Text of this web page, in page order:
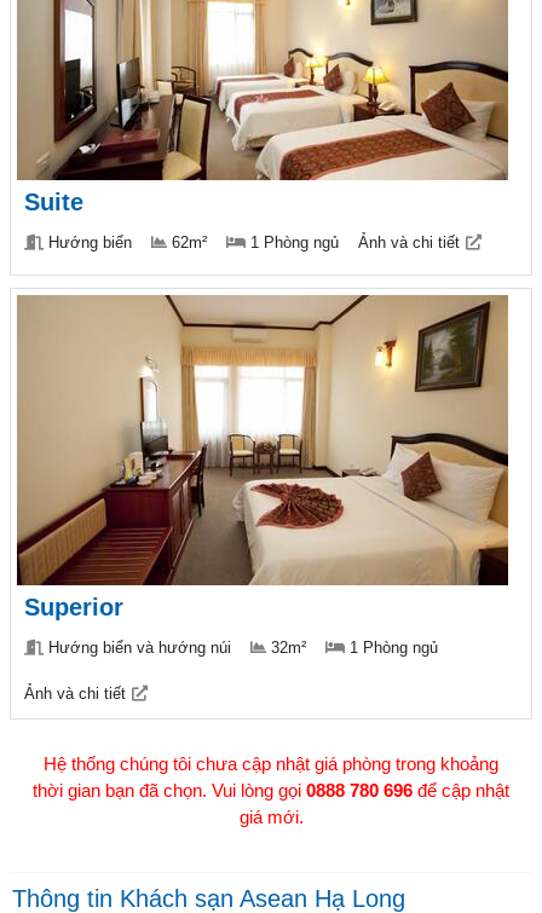
Suite
Hướng biển 62m² 1 Phòng ngủ Ảnh và chi tiết
Superior
Hướng biển và hướng núi 32m² 1 Phòng ngủ
Ảnh và chi tiết
Hệ thống chúng tôi chưa cập nhật giá phòng trong khoảng
thời gian bạn đã chọn. Vui lòng gọi 0888 780 696 để cập nhật
giá mới.
Thông tin Khách sạn Asean Hạ Long